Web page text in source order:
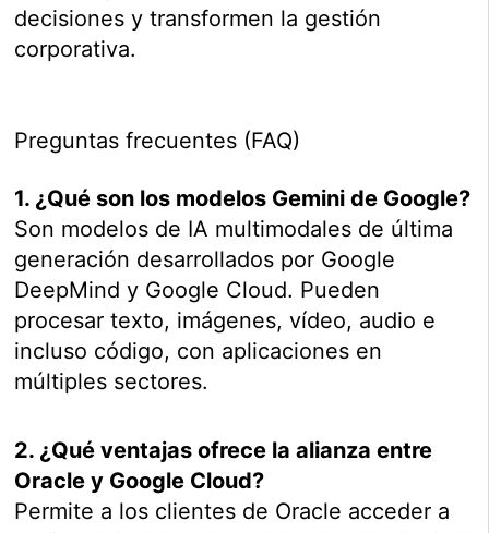
decisiones y transformen la gestión
corporativa.
Preguntas frecuentes (FAQ)
1. ¿Qué son los modelos Gemini de Google?
Son modelos de IA multimodales de última
generación desarrollados por Google
DeepMind y Google Cloud. Pueden
procesar texto, imágenes, vídeo, audio e
incluso código, con aplicaciones en
múltiples sectores.
2. ¿Qué ventajas ofrece la alianza entre
Oracle y Google Cloud?
Permite a los clientes de Oracle acceder a